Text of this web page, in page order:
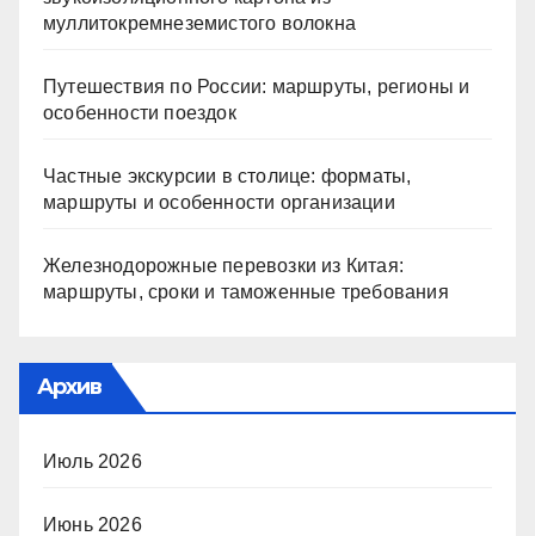
муллитокремнеземистого волокна
Путешествия по России: маршруты, регионы и
особенности поездок
Частные экскурсии в столице: форматы,
маршруты и особенности организации
Железнодорожные перевозки из Китая:
маршруты, сроки и таможенные требования
Архив
Июль 2026
Июнь 2026